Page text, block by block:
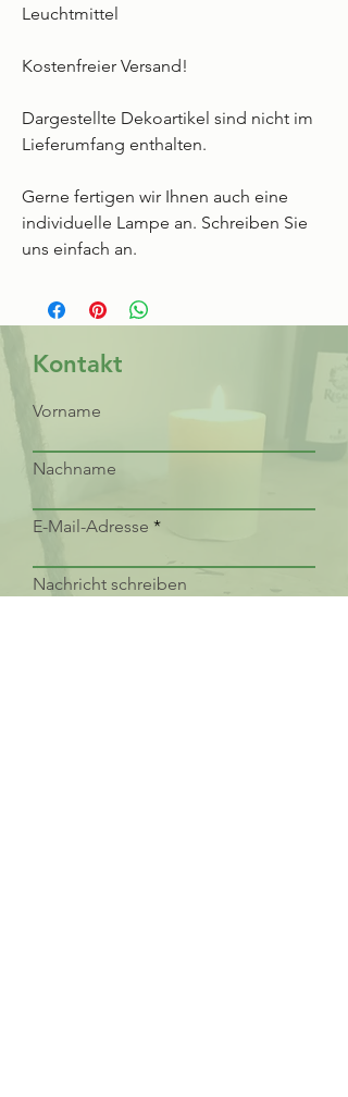
Leuchtmittel
Kostenfreier Versand!
Dargestellte Dekoartikel sind nicht im
Lieferumfang enthalten.
Gerne fertigen wir Ihnen auch eine
individuelle Lampe an. Schreiben Sie
uns einfach an.
Kontakt
Vorname
Nachname
E-Mail-Adresse
Nachricht schreiben